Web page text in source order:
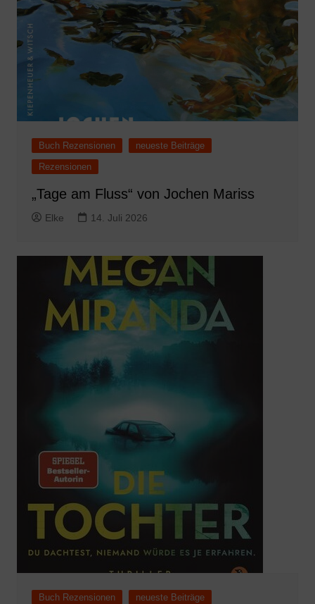
Buch Rezensionen
neueste Beiträge
Rezensionen
„Tage am Fluss“ von Jochen Mariss
Elke 14. Juli 2026
Buch Rezensionen
neueste Beiträge